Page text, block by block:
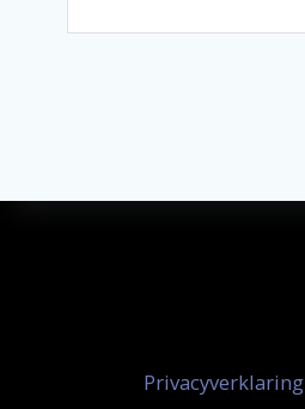
Privacyverklaring